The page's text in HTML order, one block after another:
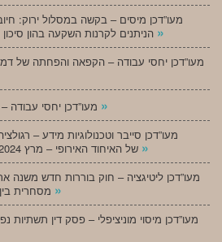
מעו”דכן מיסים – בקשה במסלול ירוק:
»
»
מעו”דכן סייבר וטכנולוגיות מידע –
»
מעו”דכן ליטיגציה – חוק בוררות חדש משנה
»
מעו”דכן מיסוי מוניציפלי – פסק דין תשתיות